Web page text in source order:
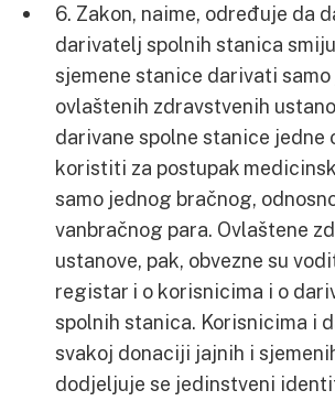
6. Zakon, naime, određuje da
darivatelj spolnih stanica
sjemene stanice darivati
ovlaštenih zdravstvenih
darivane spolne stanice jedne
koristiti za postupak
samo jednog bračnog,
vanbračnog para. Ovlaštene
ustanove, pak, obvezne su
registar i o korisnicima i o
spolnih stanica. Korisnicima i
svakoj donaciji jajnih i
dodjeljuje se jedinstveni